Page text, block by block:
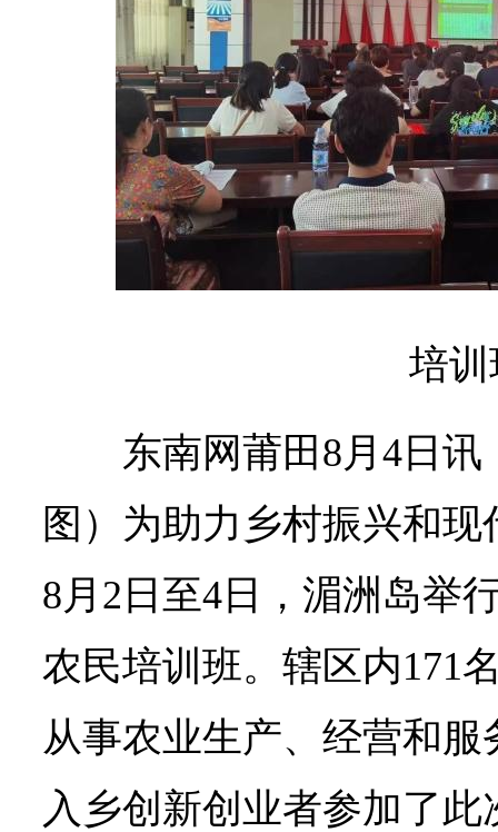
培
东南网莆田8月4日
图）为助力乡村振兴和
8月2日至4日，湄洲岛举
农民培训班。辖区内171
从事农业生产、经营和
入乡创新创业者参加了此